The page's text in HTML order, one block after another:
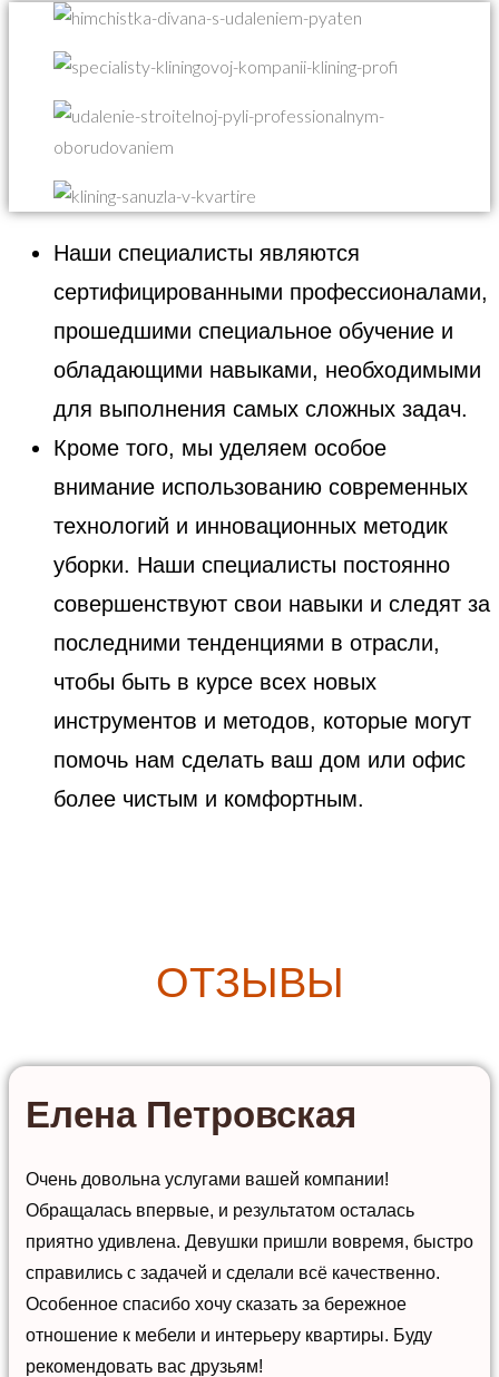
Наши специалисты являются
сертифицированными профессионалами,
прошедшими специальное обучение и
обладающими навыками, необходимыми
для выполнения самых сложных задач.
Кроме того, мы уделяем особое
внимание использованию современных
технологий и инновационных методик
уборки. Наши специалисты постоянно
совершенствуют свои навыки и следят за
последними тенденциями в отрасли,
чтобы быть в курсе всех новых
инструментов и методов, которые могут
помочь нам сделать ваш дом или офис
более чистым и комфортным.
ОТЗЫВЫ
Елена Петровская
Очень довольна услугами вашей компании!
Обращалась впервые, и результатом осталась
приятно удивлена. Девушки пришли вовремя, быстро
справились с задачей и сделали всё качественно.
Особенное спасибо хочу сказать за бережное
отношение к мебели и интерьеру квартиры. Буду
рекомендовать вас друзьям!